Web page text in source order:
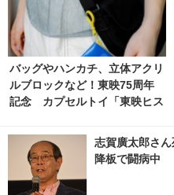
バッグやハンカチ、立体アクリ
ルブロックなど！東映75周年
記念 カプセルトイ「東映ヒス
8月発売 5枚目の写真・画像 | c
inemacafe.net
志賀廣太郎さ
降板で闘病中